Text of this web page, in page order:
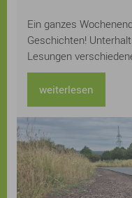
Ein ganzes
Geschichten!
Lesungen
Kerstin Gier, Kathrin
Gerhardt, Lucinde
Stefan Kuhlmann und
neuesten Büchern,
Kreatives Schreiben,
Buchschnitten und
und Bild und Urban
ein. Eine Bühne mit
weiterlesen